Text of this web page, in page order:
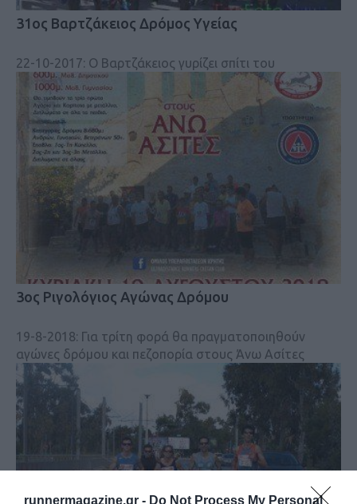
runnermagazine.gr - Do Not Process My Personal
31ος Βαρτζάκειος Δρόμος Υγείας
22-10-2017: Ο Βαρτζάκειος γυρίζει σπίτι του
3ος Ριγολόγιος Αγώνας Δρόμου
19-8-2018: Για τρίτη φορά θα πραγματοποιηθούν
αγώνες δρόμου και πεζοπορία στους Άνω Ασίτες